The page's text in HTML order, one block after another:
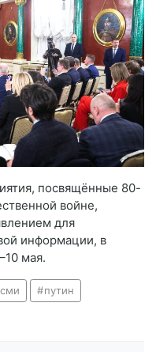
посвящённые 80-
войне,
для
информации, в
мая.
сми путин